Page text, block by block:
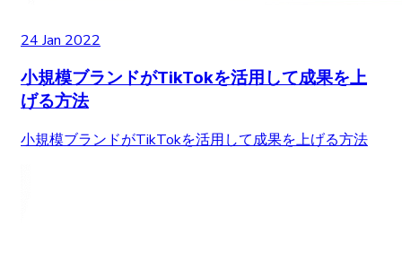
24 Jan 2022
小規模ブランドがTikTokを活用して成果を上
げる方法
小規模ブランドがTikTokを活用して成果を上げる方法